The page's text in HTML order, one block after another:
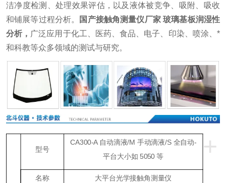
洁净度检测、处理效果评估，以及液体被竞争、吸附、吸收
和铺展等过程分析。
国产接触角测量仪厂家 玻璃基板润湿性
分析 ， 广泛应用于化工、医药、食品、电子、印染、喷涂、*
和科教等众多领域的测试与研究。
+
型号
CA300-A 自动滴液/M 手动滴液/S 全自动-
平台大小如 5050 等
名称 大平台光学接触角测量仪